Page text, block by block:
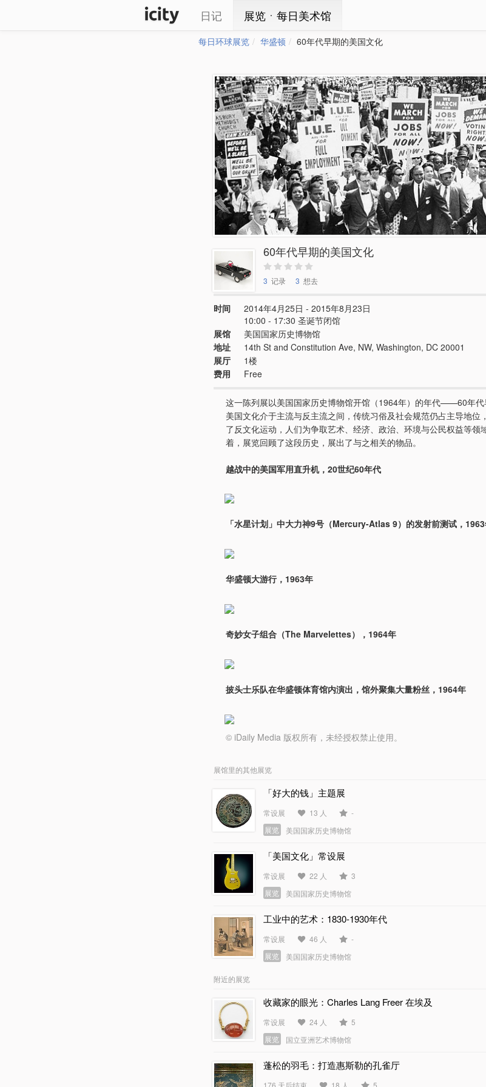
日记 展览ㆍ每日美术馆
每日环球展览 华盛顿 60年代早期的美国文化
60年代早期的美国文化
3 记录 3 想去
时间
2014年4月25日 - 2015年8月23日
10:00 - 17:30 圣诞节闭馆
展馆
美国国家历史博物馆
地址
14th St and Constitution Ave, NW, Washington, DC 20001
展厅
1楼
费用
Free
这一陈列展以美国国家历史博物馆开馆（1964年）的年代——60年代
美国文化介于主流与反主流之间，传统习俗及社会规范仍占主导地位
了反文化运动，人们为争取艺术、经济、政治、环境与公民权益等领
着，展览回顾了这段历史，展出了与之相关的物品。
越战中的美国军用直升机，20世纪60年代
「水星计划」中大力神9号（Mercury-Atlas 9）的发射前测试，
华盛顿大游行，1963年
奇妙女子组合（The Marvelettes），1964年
披头士乐队在华盛顿体育馆内演出，馆外聚集大量粉丝，1964年
© iDaily Media 版权所有，未经授权禁止使用。
展馆里的其他展览
「好大的钱」主题展
常设展 13 人
-
展览
美国国家历史博物馆
「美国文化」常设展
常设展 22 人
3
展览
美国国家历史博物馆
工业中的艺术：1830-1930年代
常设展 46 人
-
展览
美国国家历史博物馆
附近的展览
收藏家的眼光：Charles Lang Freer 在埃及
常设展 24 人
5
展览
国立亚洲艺术博物馆
蓬松的羽毛：打造惠斯勒的孔雀厅
176 天后结束 18 人 5